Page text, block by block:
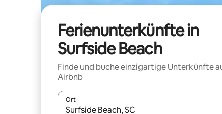
Ferienunterkünfte in
Surfside Beach
Finde und buche einzigartige Unterkünfte
Airbnb
Ort
Wenn Ergebnisse verfügbar sind, navigiere mit